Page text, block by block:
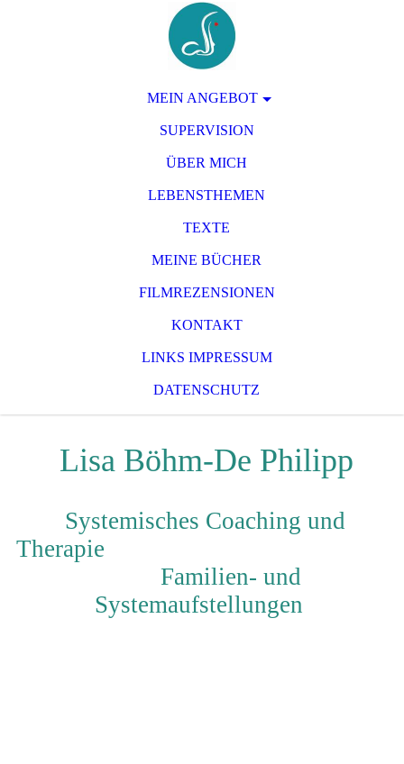
MEIN ANGEBOT
SUPERVISION
ÜBER MICH
LEBENSTHEMEN
TEXTE
MEINE BÜCHER
FILMREZENSIONEN
KONTAKT
LINKS IMPRESSUM
DATENSCHUTZ
Lisa Böhm-De Philipp
Systemisches Coaching und
Therapie
Familien- und
Systemaufstellungen